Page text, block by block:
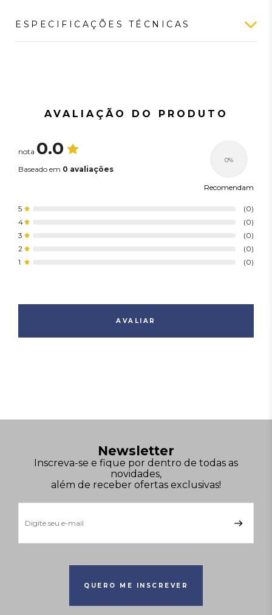
ESPECIFICAÇÕES TÉCNICAS
Cor
Preto
Peso e dimensão
AVALIAÇÃO DO PRODUTO
nota 0.0
Baseado em 0 avaliações
0%
Recomendam
5
(0)
4
(0)
3
(0)
2
(0)
1
(0)
AVALIAR
Newsletter
Inscreva-se e fique por dentro de todas as
novidades,
além de receber ofertas exclusivas!
QUERO ME INSCREVER